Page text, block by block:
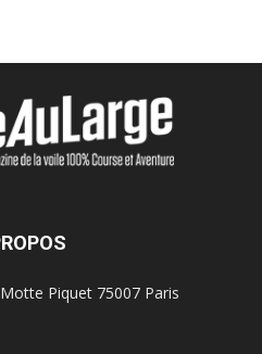
Piquet 75007 Paris